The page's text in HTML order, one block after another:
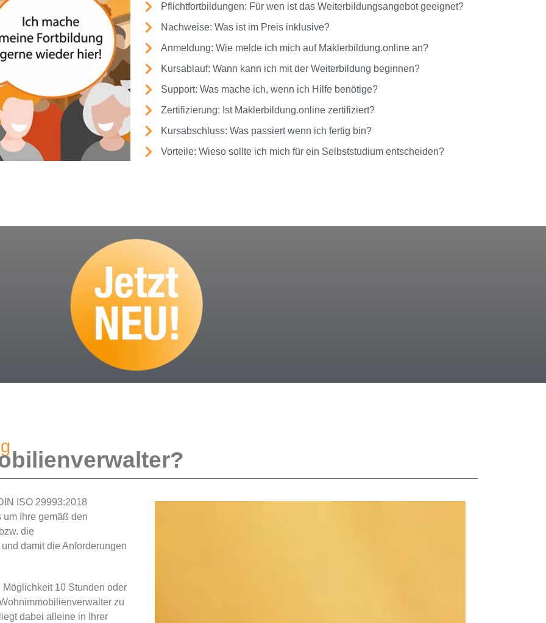
Pflichtfortbildungen: Für wen ist das Weiterbildungsangebot geeignet?
Nachweise: Was ist im Preis inklusive?
Anmeldung: Wie melde ich mich auf Maklerbildung.online an?
Kursablauf: Wann kann ich mit der Weiterbildung beginnen?
Support: Was mache ich, wenn ich Hilfe benötige?
Zertifizierung: Ist Maklerbildung.online zertifiziert?
Kursabschluss: Was passiert wenn ich fertig bin?
Vorteile: Wieso sollte ich mich für ein Selbststudium entscheiden?
ISO 29993:2018
Ihre gemäß den
die
damit die Anforderungen
10 Stunden oder
zu
dabei alleine in Ihrer